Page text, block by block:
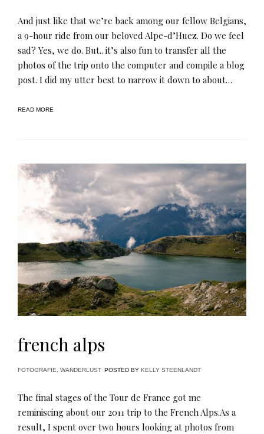
And just like that we’re back among our fellow Belgians,
a 9-hour ride from our beloved Alpe-d’Huez. Do we feel
sad? Yes, we do. But.. it’s also fun to transfer all the
photos of the trip onto the computer and compile a blog
post. I did my utter best to narrow it down to about…
READ MORE
french alps
FOTOGRAFIE, WANDERLUST POSTED BY KELLY STEENLANDT
The final stages of the Tour de France got me
reminiscing about our 2011 trip to the French Alps.As a
result, I spent over two hours looking at photos from